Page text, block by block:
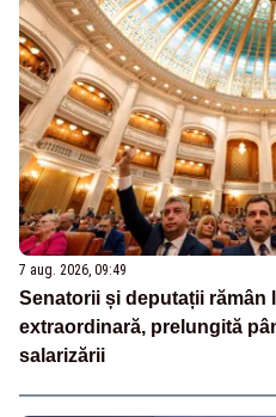
7 aug. 2026, 09:49
Senatorii și deputații rămân
extraordinară, prelungită
salarizării